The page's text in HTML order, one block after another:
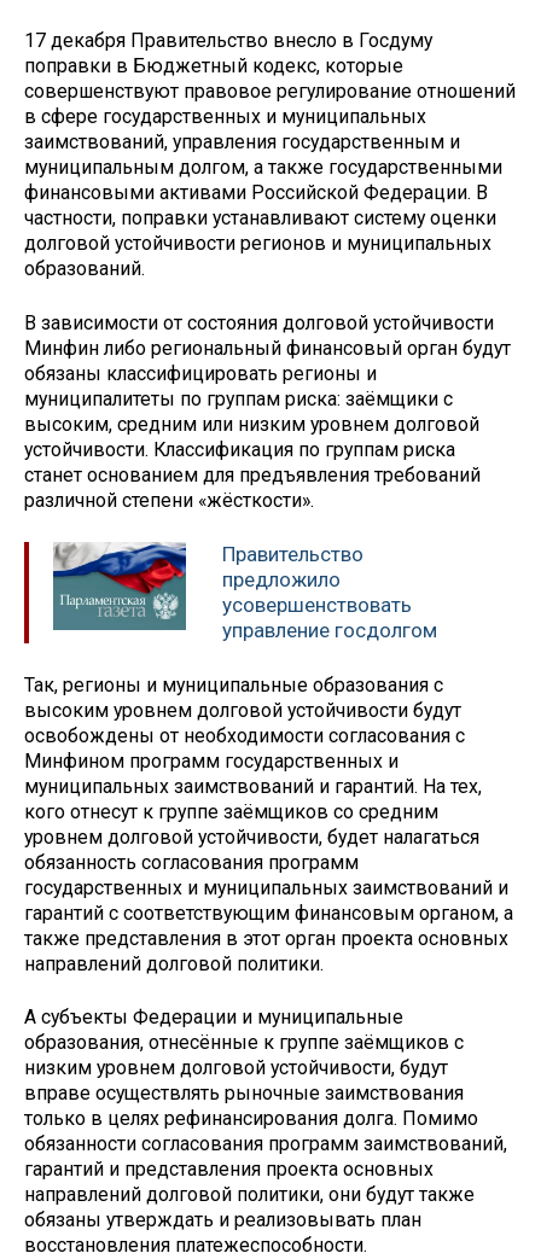
17 декабря Правительство внесло в Госдуму
поправки в Бюджетный кодекс, которые
совершенствуют правовое регулирование отношений
в сфере государственных и муниципальных
заимствований, управления государственным и
муниципальным долгом, а также государственными
финансовыми активами Российской Федерации. В
частности, поправки устанавливают систему оценки
долговой устойчивости регионов и муниципальных
образований.
В зависимости от состояния долговой устойчивости
Минфин либо региональный финансовый орган будут
обязаны классифицировать регионы и
муниципалитеты по группам риска: заёмщики с
высоким, средним или низким уровнем долговой
устойчивости. Классификация по группам риска
станет основанием для предъявления требований
различной степени «жёсткости».
Правительство
предложило
усовершенствовать
управление госдолгом
Так, регионы и муниципальные образования с
высоким уровнем долговой устойчивости будут
освобождены от необходимости согласования с
Минфином программ государственных и
муниципальных заимствований и гарантий. На тех,
кого отнесут к группе заёмщиков со средним
уровнем долговой устойчивости, будет налагаться
обязанность согласования программ
государственных и муниципальных заимствований и
гарантий с соответствующим финансовым органом, а
также представления в этот орган проекта основных
направлений долговой политики.
А субъекты Федерации и муниципальные
образования, отнесённые к группе заёмщиков с
низким уровнем долговой устойчивости, будут
вправе осуществлять рыночные заимствования
только в целях рефинансирования долга. Помимо
обязанности согласования программ заимствований,
гарантий и представления проекта основных
направлений долговой политики, они будут также
обязаны утверждать и реализовывать план
восстановления платежеспособности.